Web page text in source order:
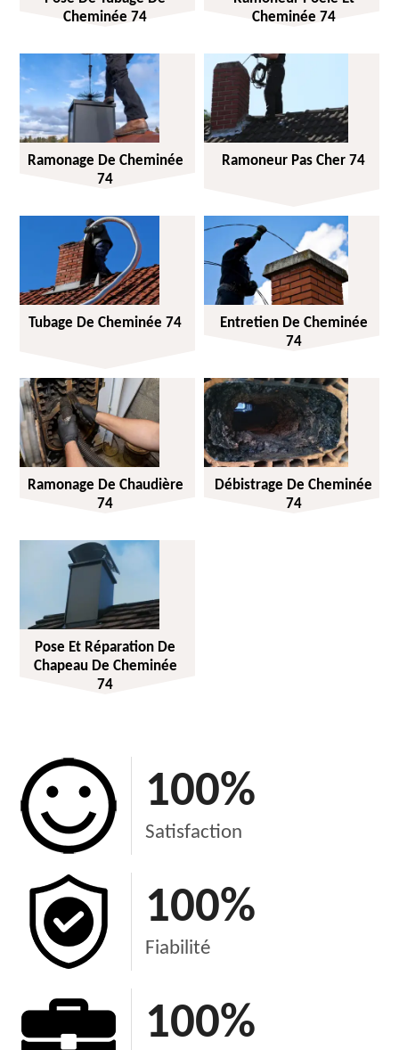
Cheminée 74
Cheminée 74
Ramonage De Cheminée
74
Ramoneur Pas Cher 74
Tubage De Cheminée 74
Entretien De Cheminée
74
Ramonage De Chaudière
74
Débistrage De Cheminée
74
Pose Et Réparation De
Chapeau De Cheminée
74
100%
Satisfaction
100%
Fiabilité
100%